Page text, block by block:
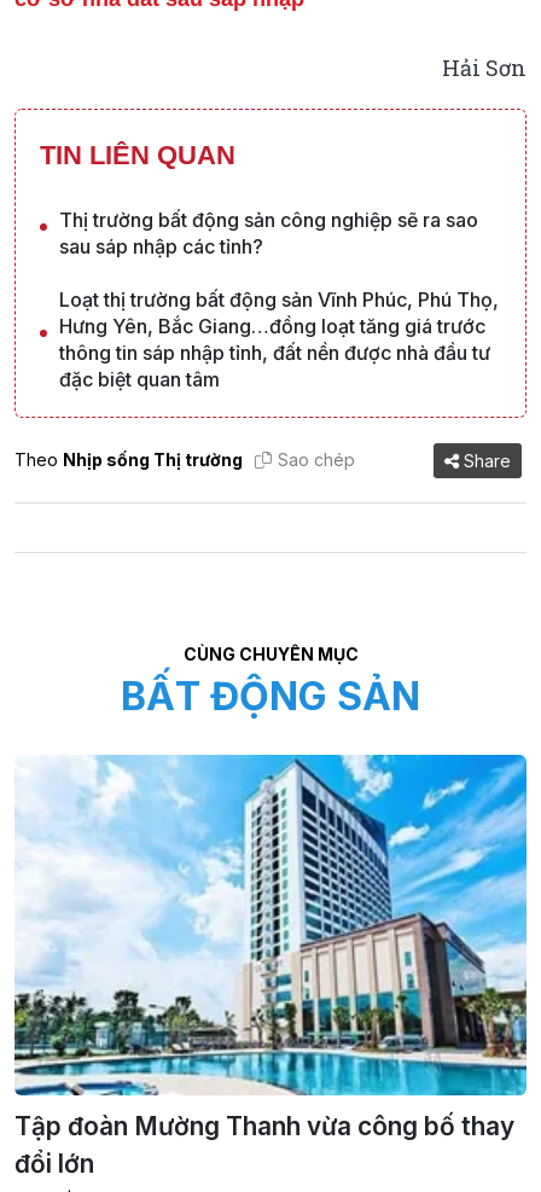
Hải Sơn
TIN LIÊN QUAN
Thị trường bất động sản công nghiệp sẽ ra sao
sau sáp nhập các tỉnh?
Loạt thị trường bất động sản Vĩnh Phúc, Phú Thọ,
Hưng Yên, Bắc Giang…đồng loạt tăng giá trước
thông tin sáp nhập tỉnh, đất nền được nhà đầu tư
đặc biệt quan tâm
Theo Nhịp sống Thị trường Sao chép Share
CÙNG CHUYÊN MỤC
BẤT ĐỘNG SẢN
Tập đoàn Mường Thanh vừa công bố thay
đổi lớn